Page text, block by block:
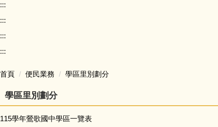
本土語專區 (含臺灣手語)
:::
:::
:::
:::
首頁 便民業務 學區里別劃分
學區里別劃分
115學年鶯歌國中學區一覽表